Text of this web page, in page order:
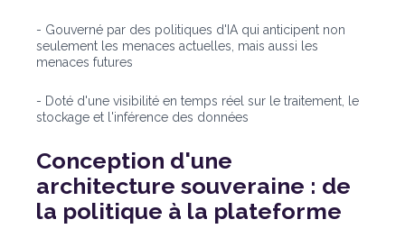
- Gouverné par des politiques d'IA qui anticipent non
seulement les menaces actuelles, mais aussi les
menaces futures
- Doté d'une visibilité en temps réel sur le traitement, le
stockage et l'inférence des données
Conception d'une
architecture souveraine : de
la politique à la plateforme